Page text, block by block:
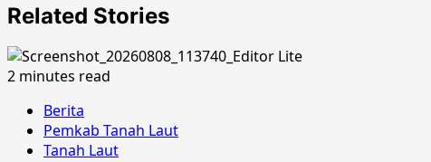
Related Stories
2 minutes read
Berita
Pemkab Tanah Laut
Tanah Laut